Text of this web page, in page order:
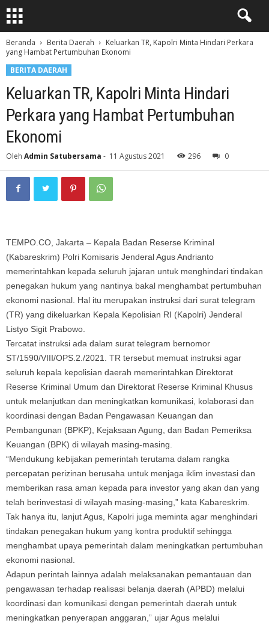
Beranda Berita Daerah
Keluarkan TR, Kapolri Minta Hindari Perkara
yang Hambat Pertumbuhan Ekonomi
BERITA DAERAH
Keluarkan TR, Kapolri Minta Hindari
Perkara yang Hambat Pertumbuhan
Ekonomi
Oleh Admin Satubersama - 11 Agustus 2021 296 0
TEMPO.CO, Jakarta – Kepala Badan Reserse Kriminal
(Kabareskrim) Polri Komisaris Jenderal Agus Andrianto
memerintahkan kepada seluruh jajaran untuk menghindari tindakan
penegakan hukum yang nantinya bakal menghambat pertumbuhan
ekonomi nasional. Hal itu merupakan instruksi dari surat telegram
(TR) yang dikeluarkan Kepala Kepolisian RI (Kapolri) Jenderal
Listyo Sigit Prabowo.
Tercatat instruksi ada dalam surat telegram bernomor
ST/1590/VIII/OPS.2./2021. TR tersebut memuat instruksi agar
seluruh kepala kepolisian daerah memerintahkan Direktorat
Reserse Kriminal Umum dan Direktorat Reserse Kriminal Khusus
untuk melanjutkan dan meningkatkan komunikasi, kolaborasi dan
koordinasi dengan Badan Pengawasan Keuangan dan
Pembangunan (BPKP), Kejaksaan Agung, dan Badan Pemeriksa
Keuangan (BPK) di wilayah masing-masing.
“Mendukung kebijakan pemerintah terutama dalam rangka
percepatan perizinan berusaha untuk menjaga iklim investasi dan
memberikan rasa aman kepada para investor yang akan dan yang
telah berinvestasi di wilayah masing-masing,” kata Kabareskrim.
Tak hanya itu, lanjut Agus, Kapolri juga meminta agar menghindari
tindakan penegakan hukum yang kontra produktif sehingga
menghambat upaya pemerintah dalam meningkatkan pertumbuhan
ekonomi nasional.
Adapun perintah lainnya adalah melaksanakan pemantauan dan
pengawasan terhadap realisasi belanja daerah (APBD) melalui
koordinasi dan komunikasi dengan pemerintah daerah untuk
meningkatkan penyerapan anggaran,” ujar Agus melalui